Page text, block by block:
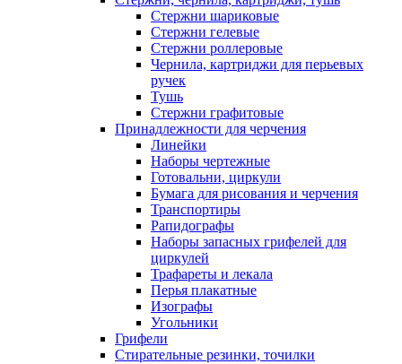
Стержни шариковые
Стержни гелевые
Стержни роллеровые
Чернила, картриджи для перьевых
ручек
Тушь
Стержни графитовые
Принадлежности для черчения
Линейки
Наборы чертежные
Готовальни, циркули
Бумага для рисования и черчения
Транспортиры
Рапидографы
Наборы запасных грифелей для
циркулей
Трафареты и лекала
Перья плакатные
Изографы
Угольники
Грифели
Стирательные резинки, точилки